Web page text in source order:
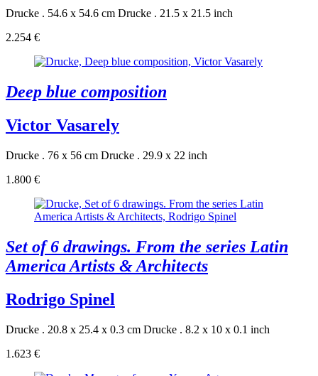
Drucke . 54.6 x 54.6 cm Drucke . 21.5 x 21.5 inch
2.254 €
Deep blue composition
Victor Vasarely
Drucke . 76 x 56 cm Drucke . 29.9 x 22 inch
1.800 €
Set of 6 drawings. From the series Latin
America Artists & Architects
Rodrigo Spinel
Drucke . 20.8 x 25.4 x 0.3 cm Drucke . 8.2 x 10 x 0.1 inch
1.623 €